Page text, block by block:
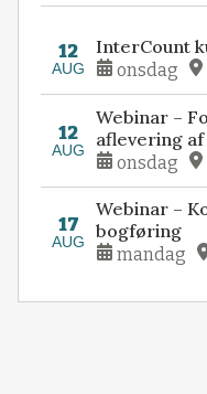
12
AUG
InterCount
onsdag
12
AUG
Webinar –
aflevering af
onsdag
17
AUG
Webinar –
bogføring
mandag